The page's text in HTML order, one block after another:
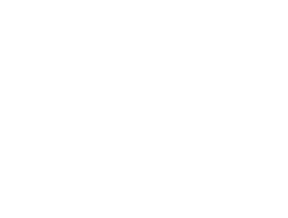
付与しています
全なユーザーです
了させた実績があります
実績があります
りません
した発送日数内に発送してい